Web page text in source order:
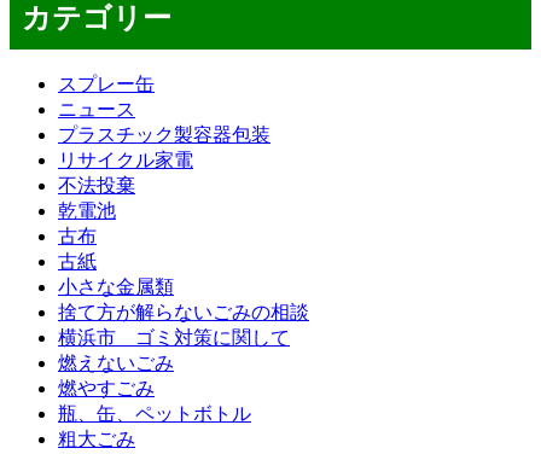
カテゴリー
スプレー缶
ニュース
プラスチック製容器包装
リサイクル家電
不法投棄
乾電池
古布
古紙
小さな金属類
捨て方が解らないごみの相談
横浜市 ゴミ対策に関して
燃えないごみ
燃やすごみ
瓶、缶、ペットボトル
粗大ごみ